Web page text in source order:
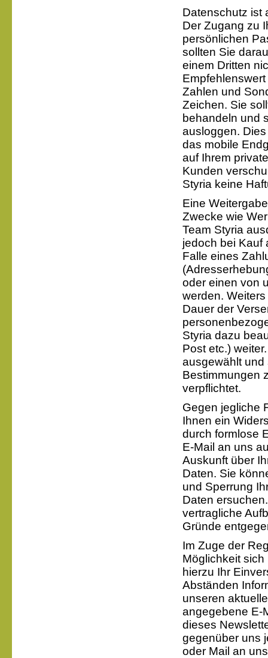
Datenschutz ist
Der Zugang zu
persönlichen
sollten Sie
einem Dritten
Zahlen und
Zeichen. Sie
behandeln und
ausloggen.
das mobile
auf Ihrem
Kunden
Styria keine
Eine
Zwecke wie
Team Styria
jedoch bei Kauf
Falle eines
oder einen von
werden.
Dauer der
Styria dazu
Post etc.)
ausgewählt
Bestimmungen
verpflichtet.
Gegen jegliche
Ihnen ein
durch formlose
E-Mail an uns
Auskunft über
Daten. Sie
und Sperrung
Daten
vertragliche
Gründe
Im Zuge der
Möglichkeit
hierzu Ihr
Abständen
unseren
angegebene E-
dieses
gegenüber uns
oder Mail an